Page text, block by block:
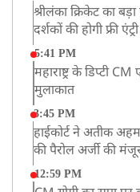
श्रीलंका क्रिकेट का
दर्शकों की होगी फ्री एंट्री
5:41 PM
महाराष्ट्र के डिप्टी
मुलाकात
3:45 PM
हाईकोर्ट ने अतीक
की पैरोल अर्जी की
12:59 PM